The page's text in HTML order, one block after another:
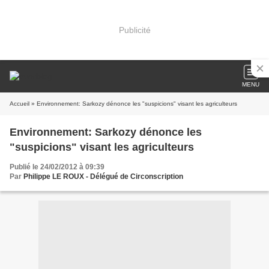
Publicité
MENU
Accueil » Environnement: Sarkozy dénonce les "suspicions" visant les agriculteurs
Environnement: Sarkozy dénonce les
"suspicions" visant les agriculteurs
Publié le 24/02/2012 à 09:39
Par Philippe LE ROUX - Délégué de Circonscription